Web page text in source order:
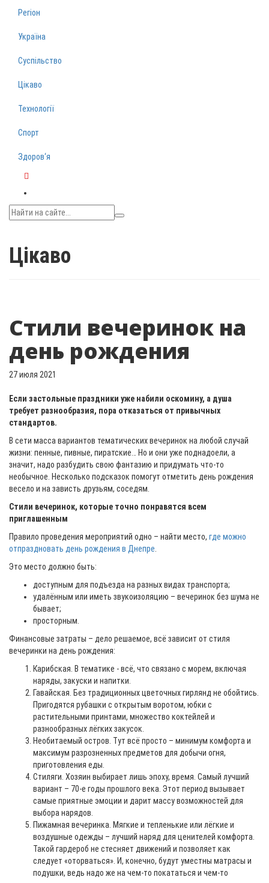
Регіон
Україна
Суспільство
Цікаво
Технології
Спорт
Здоров‘я
Цікаво
Стили вечеринок на
день рождения
27 июля 2021
Если застольные праздники уже набили оскомину, а душа
требует разнообразия, пора отказаться от привычных
стандартов.
В сети масса вариантов тематических вечеринок на любой случай
жизни: пенные, пивные, пиратские… Но и они уже поднадоели, а
значит, надо разбудить свою фантазию и придумать что-то
необычное. Несколько подсказок помогут отметить день рождения
весело и на зависть друзьям, соседям.
Стили вечеринок, которые точно понравятся всем
приглашенным
Правило проведения мероприятий одно – найти место, где можно
отпраздновать день рождения в Днепре
Это место должно быть:
доступным для подъезда на разных видах транспорта;
удалённым или иметь звукоизоляцию – вечеринок без шума не
бывает;
просторным.
Финансовые затраты – дело решаемое, всё зависит от стиля
вечеринки на день рождения:
Карибская. В тематике - всё, что связано с морем, включая
наряды, закуски и напитки.
Гавайская. Без традиционных цветочных гирлянд не обойтись.
Пригодятся рубашки с открытым воротом, юбки с
растительными принтами, множество коктейлей и
разнообразных лёгких закусок.
Необитаемый остров. Тут всё просто – минимум комфорта и
максимум разрозненных предметов для добычи огня,
приготовления еды.
Стиляги. Хозяин выбирает лишь эпоху, время. Самый лучший
вариант – 70-е годы прошлого века. Этот период вызывает
самые приятные эмоции и дарит массу возможностей для
выбора нарядов.
Пижамная вечеринка. Мягкие и тепленькие или лёгкие и
воздушные одежды – лучший наряд для ценителей комфорта.
Такой гардероб не стесняет движений и позволяет как
следует «оторваться». И, конечно, будут уместны матрасы и
подушки, ведь надо же на чем-то покататься и чем-то